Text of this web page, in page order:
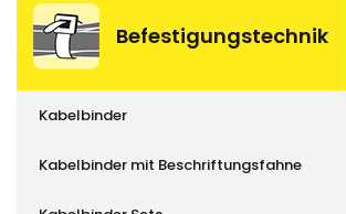
Befestigungstechnik
Kabelbinder
Kabelbinder mit Beschriftungsfahne